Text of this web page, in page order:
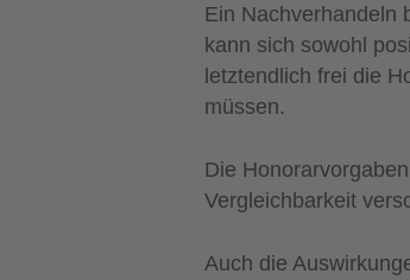
Ein Nachverhandeln
kann sich sowohl
letztendlich frei die
müssen.
Die
Vergleichbarkeit
Auch die